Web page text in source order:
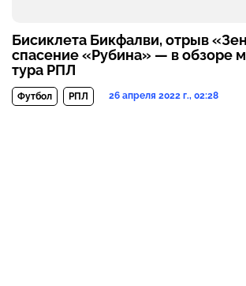
Бисиклета Бикфалви, отрыв
спасение «Рубина» — в обзоре
тура РПЛ
Футбол РПЛ 26 апреля 2022 г., 02:28